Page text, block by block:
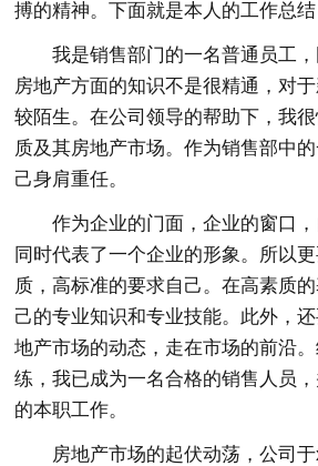
搏的精神。下面就是本人的工作总结
我是销售部门的一名普通员工
房地产方面的知识不是很精通，对
较陌生。在公司领导的帮助下，我
质及其房地产市场。作为销售部中
己身肩重任。
作为企业的门面，企业的窗口
同时代表了一个企业的形象。所以
质，高标准的要求自己。在高素质
己的专业知识和专业技能。此外，
地产市场的动态，走在市场的前沿
练，我已成为一名合格的销售人员
的本职工作。
房地产市场的起伏动荡，公司